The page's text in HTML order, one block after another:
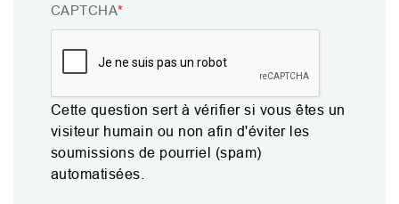
CAPTCHA
Cette question sert à vérifier si vous êtes un
visiteur humain ou non afin d'éviter les
soumissions de pourriel (spam)
automatisées.